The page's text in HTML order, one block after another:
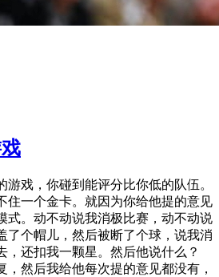
戏，你碰到能评分比你低的队伍。
住一个金卡。就因为你给他提的意见
式。动不动说我消极比赛，动不动说
了个帽儿，然后被断了个球，说我消
，还扣我一颗星。然后他说什么？
，然后我给他每次提的意见都没有，